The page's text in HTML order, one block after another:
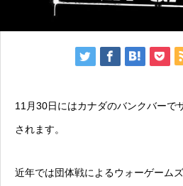
11月30日にはカナダのバンクバーで
されます。
近年では団体戦によるウォーゲーム